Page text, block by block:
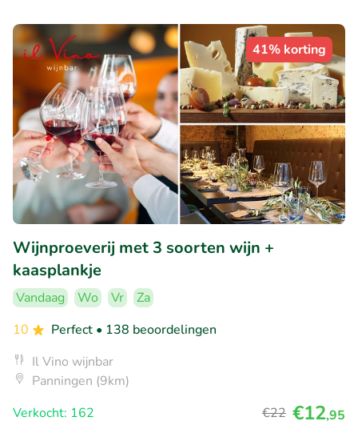
41% korting
Wijnproeverij met 3 soorten wijn +
kaasplankje
Vandaag Wo Vr
Za
10
Perfect • 138 beoordelingen
Il Vino wijnbar
Panningen (9km)
Verkocht: 162
€22 €12,95